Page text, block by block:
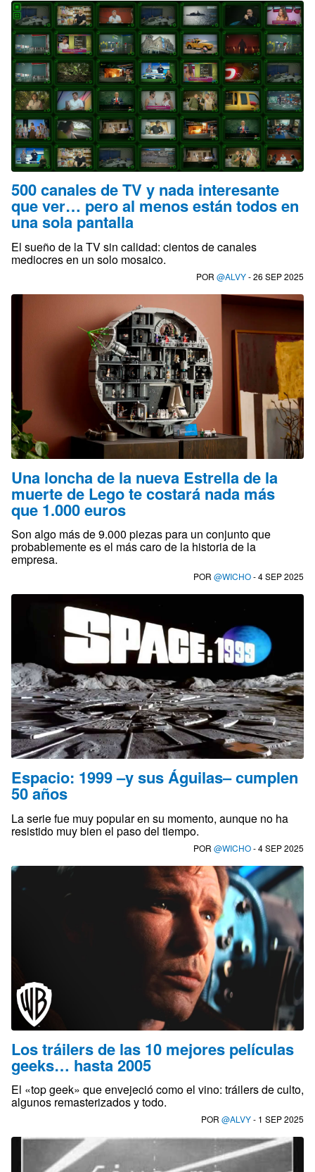
500 canales de TV y nada interesante
que ver… pero al menos están todos en
una sola pantalla
El sueño de la TV sin calidad: cientos de canales
mediocres en un solo mosaico.
POR @ALVY- 26 SEP 2025
Una loncha de la nueva Estrella de la
muerte de Lego te costará nada más
que 1.000 euros
Son algo más de 9.000 piezas para un conjunto que
probablemente es el más caro de la historia de la
empresa.
POR @WICHO- 4 SEP 2025
Espacio: 1999 –y sus Águilas– cumplen
50 años
La serie fue muy popular en su momento, aunque no ha
resistido muy bien el paso del tiempo.
POR @WICHO- 4 SEP 2025
Los tráilers de las 10 mejores películas
geeks… hasta 2005
El «top geek» que envejeció como el vino: tráilers de culto,
algunos remasterizados y todo.
POR @ALVY- 1 SEP 2025